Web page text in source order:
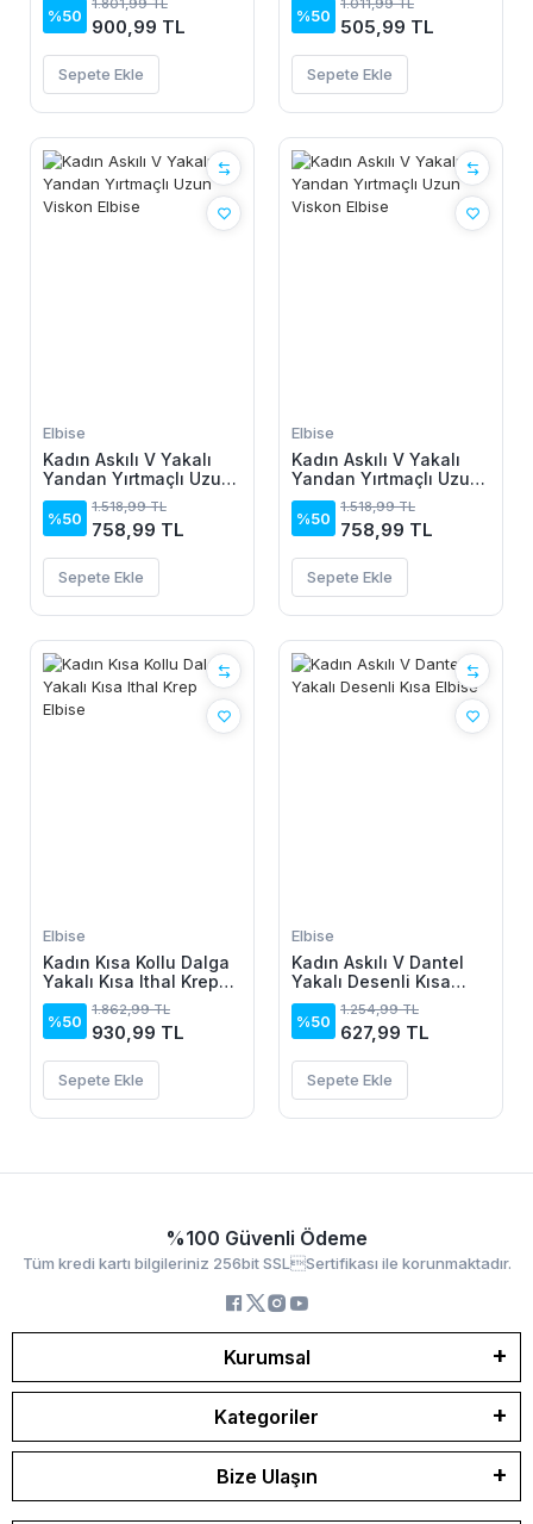
%50
1.801,99 TL
900,99 TL
Sepete Ekle
%50
1.011,99 TL
505,99 TL
Sepete Ekle
Elbise
Kadın Askılı V Yakalı
Yandan Yırtmaçlı Uzun
Viskon Elbise
%50
1.518,99 TL
758,99 TL
Sepete Ekle
Elbise
Kadın Askılı V Yakalı
Yandan Yırtmaçlı Uzun
Viskon Elbise
%50
1.518,99 TL
758,99 TL
Sepete Ekle
Elbise
Kadın Kısa Kollu Dalga
Yakalı Kısa Ithal Krep
Elbise
%50
1.862,99 TL
930,99 TL
Sepete Ekle
Elbise
Kadın Askılı V Dantel
Yakalı Desenli Kısa
Elbise
%50
1.254,99 TL
627,99 TL
Sepete Ekle
%100 Güvenli Ödeme
Tüm kredi kartı bilgileriniz 256bit SSLSertifikası ile korunmaktadır.
Kurumsal
Kategoriler
Bize Ulaşın